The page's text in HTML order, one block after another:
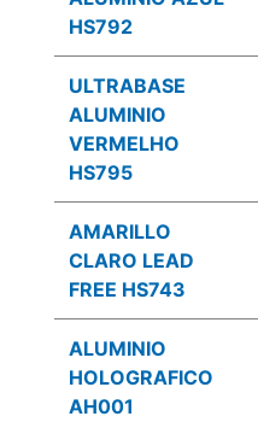
HS792
ULTRABASE
ALUMINIO
VERMELHO
HS795
AMARILLO
CLARO LEAD
FREE HS743
ALUMINIO
HOLOGRAFICO
AH001